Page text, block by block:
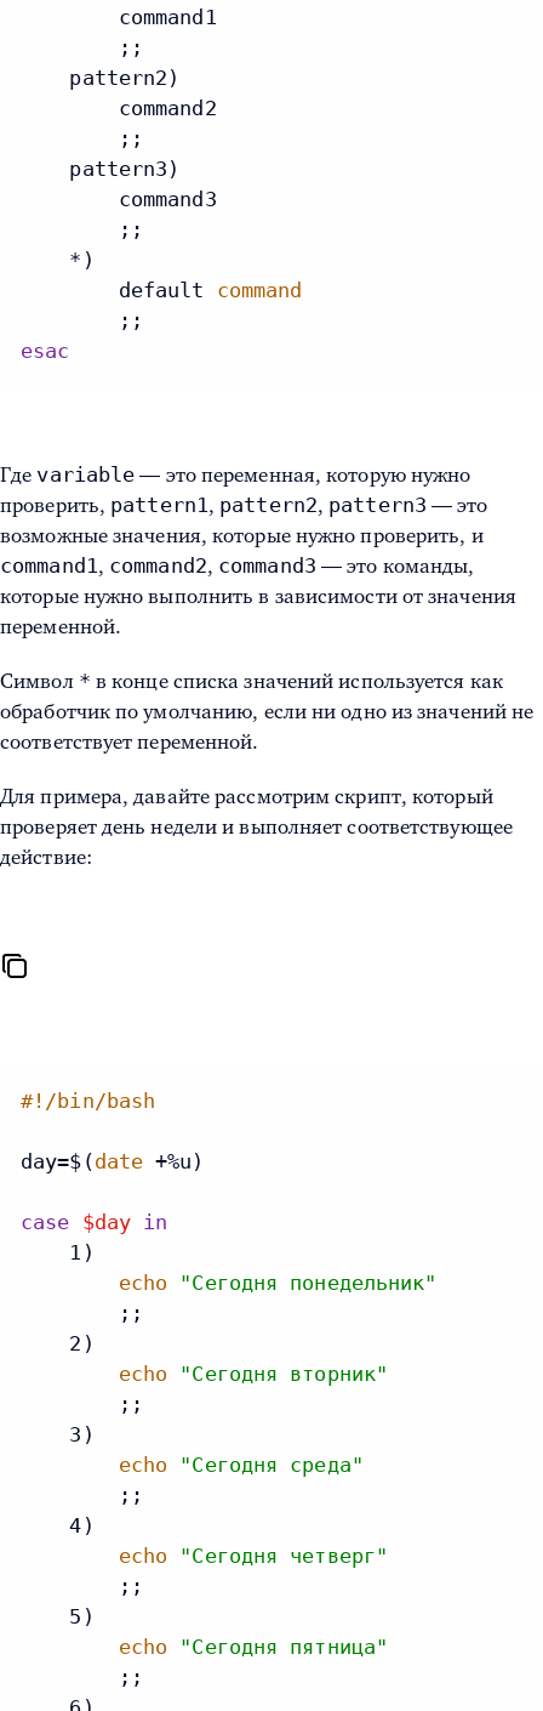
command1
;;
pattern2)
command2
;;
pattern3)
command3
;;
*)
default command
esac
Где variable — это переменная, которую нужно
проверить, pattern1 , pattern2, pattern3 — это
возможные значения, которые нужно проверить, и
command1 , command2, command3 — это команды,
которые нужно выполнить в зависимости от значения
переменной.
Символ * в конце списка значений используется как
обработчик по умолчанию, если ни одно из значений не
соответствует переменной.
Для примера, давайте рассмотрим скрипт, который
проверяет день недели и выполняет соответствующее
действие:
#!/bin/bash
day=$(date +%u)
case $day
in
1)
echo
"Сегодня понедельник"
;;
2)
echo
"Сегодня вторник"
;;
3)
echo
"Сегодня среда"
;;
4)
echo
"Сегодня четверг"
;;
5)
echo
"Сегодня пятница"
;;